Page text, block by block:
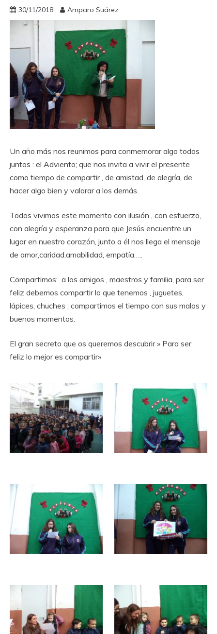
30/11/2018 Amparo Suárez
Un año más nos reunimos para conmemorar algo todos
juntos : el Adviento; que nos invita a vivir el presente
como tiempo de compartir , de amistad, de alegría, de
hacer algo bien y valorar a los demás.
Todos vivimos este momento con ilusión , con esfuerzo,
con alegría y esperanza para que Jesús encuentre un
lugar en nuestro corazón, junto a él nos llega el mensaje
de amor,caridad,amabilidad, empatía…..
Compartimos: a los amigos , maestros y familia, para ser
feliz debemos compartir lo que tenemos , juguetes,
lápices, chuches ; compartimos el tiempo con sus malos y
buenos momentos.
El gran secreto que os queremos descubrir » Para ser
feliz lo mejor es compartir»